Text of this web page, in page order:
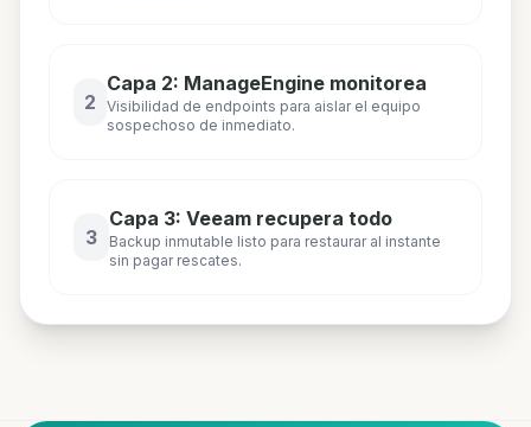
2
Capa 2: ManageEngine monitorea
Visibilidad de endpoints para aislar el equipo
sospechoso de inmediato.
3
Capa 3: Veeam recupera todo
Backup inmutable listo para restaurar al instante
sin pagar rescates.